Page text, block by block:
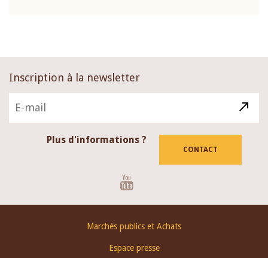
Inscription à la newsletter
Plus d'informations ?
CONTACT
Marchés publics et Achats
Espace presse